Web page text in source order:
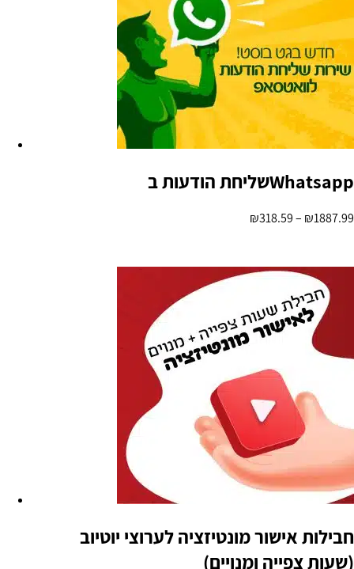
שליחת הודעות בWhatsapp
₪318.59– ₪1887.99
חבילות אישור מונטיזציה לערוצי יוטיוב
(שעות צפייה ומנויים)